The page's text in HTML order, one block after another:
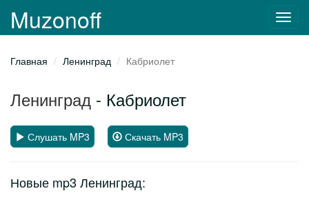
Muzonoff
Главная Ленинград Кабриолет
Ленинград - Кабриолет
Слушать MP3 Скачать MP3
Новые mp3 Ленинград: